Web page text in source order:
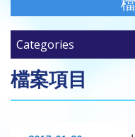
Categories
檔案項目